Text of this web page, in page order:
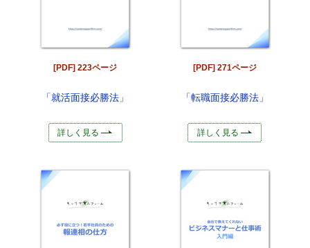
[PDF] 223ページ
「就活面接必勝法」
詳しく見る
[PDF] 271ページ
「転職面接必勝法」
詳しく見る